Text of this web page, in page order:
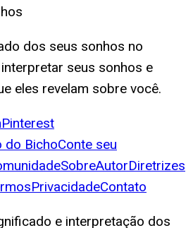
dos seus sonhos no
seus sonhos e
eles revelam sobre você.
Pinterest
do BichoConte seu
SobreAutorDiretrizes
PrivacidadeContato
e interpretação dos